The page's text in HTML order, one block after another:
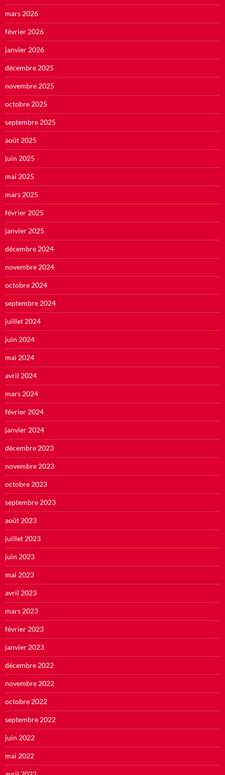
mars 2026
février 2026
janvier 2026
décembre 2025
novembre 2025
octobre 2025
septembre 2025
août 2025
juin 2025
mai 2025
mars 2025
février 2025
janvier 2025
décembre 2024
novembre 2024
octobre 2024
septembre 2024
juillet 2024
juin 2024
mai 2024
avril 2024
mars 2024
février 2024
janvier 2024
décembre 2023
novembre 2023
octobre 2023
septembre 2023
août 2023
juillet 2023
juin 2023
mai 2023
avril 2023
mars 2023
février 2023
janvier 2023
décembre 2022
novembre 2022
octobre 2022
septembre 2022
juin 2022
mai 2022